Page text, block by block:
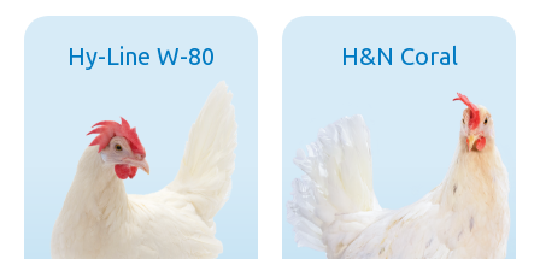
Hy-Line W-80 H&N Coral